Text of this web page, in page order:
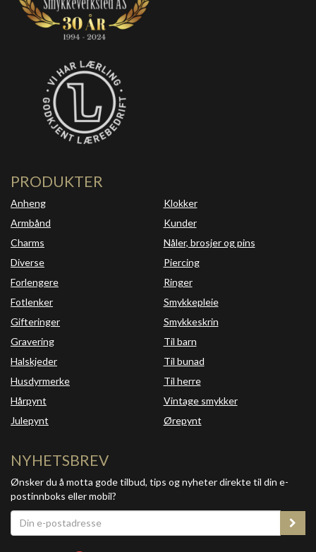
PRODUKTER
Anheng
Armbånd
Charms
Diverse
Forlengere
Fotlenker
Gifteringer
Gravering
Halskjeder
Husdyrmerke
Hårpynt
Julepynt
Klokker
Kunder
Nåler, brosjer og pins
Piercing
Ringer
Smykkepleie
Smykkeskrin
Til barn
Til bunad
Til herre
Vintage smykker
Ørepynt
NYHETSBREV
Ønsker du å motta gode tilbud, tips og nyheter direkte til din e-
postinnboks eller mobil?